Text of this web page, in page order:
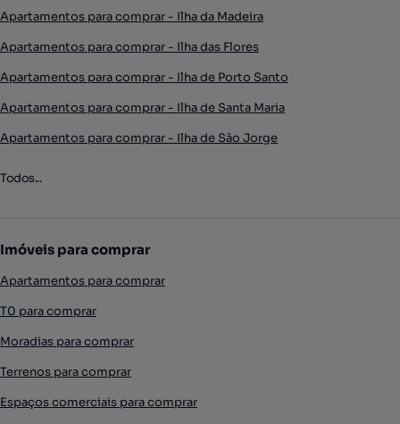
Apartamentos para comprar - Ilha da Madeira
Apartamentos para comprar - Ilha das Flores
Apartamentos para comprar - Ilha de Porto Santo
Apartamentos para comprar - Ilha de Santa Maria
Apartamentos para comprar - Ilha de São Jorge
Todos...
Imóveis para comprar
Apartamentos para comprar
T0 para comprar
Moradias para comprar
Terrenos para comprar
Espaços comerciais para comprar